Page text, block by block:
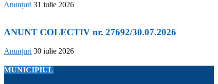
Anunțuri 31 iulie 2026
ANUNT COLECTIV nr. 27692/30.07.2026
Anunțuri 30 iulie 2026
MUNICIPIUL